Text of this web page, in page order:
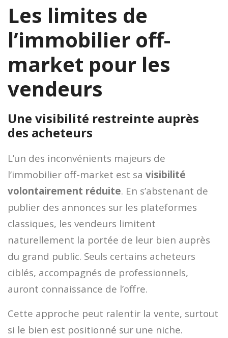
Les limites de
l’immobilier off-
market pour les
vendeurs
Une visibilité restreinte auprès
des acheteurs
L’un des inconvénients majeurs de
l’immobilier off-market est sa visibilité
volontairement réduite. En s’abstenant de
publier des annonces sur les plateformes
classiques, les vendeurs limitent
naturellement la portée de leur bien auprès
du grand public. Seuls certains acheteurs
ciblés, accompagnés de professionnels,
auront connaissance de l’offre.
Cette approche peut ralentir la vente, surtout
si le bien est positionné sur une niche.